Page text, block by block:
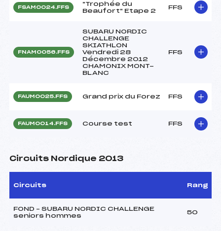
FSAM0024.FFS
"Trophée du
Beaufort" Etape 2
FFS
FNAM0056.FFS
SUBARU NORDIC
CHALLENGE
SKIATHLON
Vendredi 28
Décembre 2012
CHAMONIX MONT-
BLANC
FFS
FAUM0025.FFS Grand prix du Forez FFS
FAUM0014.FFS Course test FFS
Circuits Nordique 2013
Circuits Rang
FOND – SUBARU NORDIC CHALLENGE
seniors hommes
50